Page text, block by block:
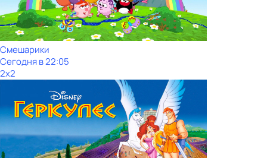
Смешарики
Сегодня в 22:05
2x2